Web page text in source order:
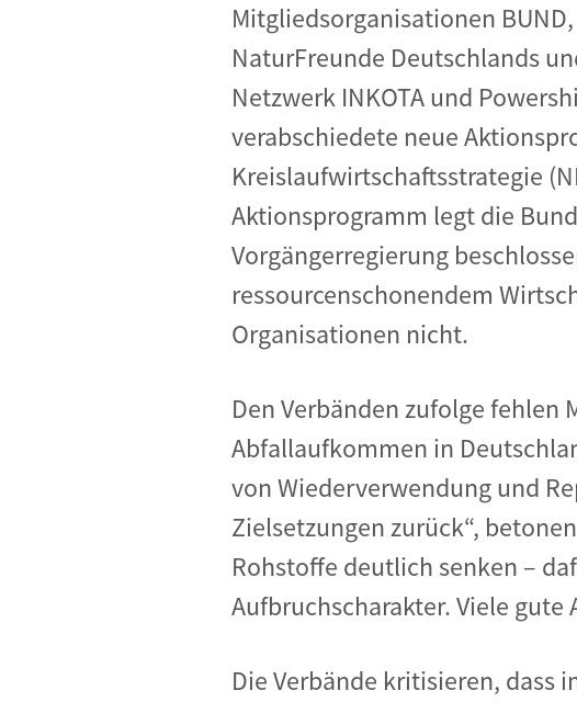
Mitgliedsorganisationen
NaturFreunde Deutschlands
Netzwerk INKOTA und
verabschiedete neue
Kreislaufwirtschaftsstrategie
Aktionsprogramm legt die
Vorgängerregierung
ressourcenschonendem
Organisationen nicht.
Den Verbänden zufolge fehlen
Abfallaufkommen in
von Wiederverwendung und
Zielsetzungen zurück“,
Rohstoffe deutlich senken –
Aufbruchscharakter. Viele gute
Die Verbände kritisieren, dass